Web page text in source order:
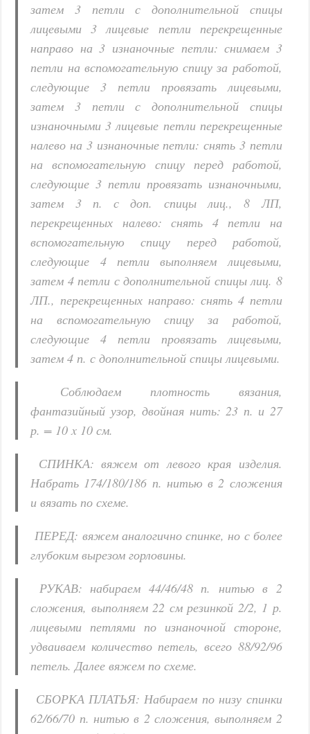
затем 3 петли с дополнительной спицы
лицевыми 3 лицевые петли перекрещенные
направо на 3 изнаночные петли: снимаем 3
петли на вспомогательную спицу за работой,
следующие 3 петли провязать лицевыми,
затем 3 петли с дополнительной спицы
изнаночными 3 лицевые петли перекрещенные
налево на 3 изнаночные петли: снять 3 петли
на вспомогательную спицу перед работой,
следующие 3 петли провязать изнаночными,
затем 3 п. с доп. спицы лиц., 8 ЛП,
перекрещенных налево: снять 4 петли на
вспомогательную спицу перед работой,
следующие 4 петли выполняем лицевыми,
затем 4 петли с дополнительной спицы лиц. 8
ЛП., перекрещенных направо: снять 4 петли
на вспомогательную спицу за работой,
следующие 4 петли провязать лицевыми,
затем 4 п. с дополнительной спицы лицевыми.
Соблюдаем плотность вязания,
фантазийный узор, двойная нить: 23 п. и 27
р. = 10 x 10 см.
СПИНКА: вяжем от левого края изделия.
Набрать 174/180/186 п. нитью в 2 сложения
и вязать по схеме.
ПЕРЕД: вяжем аналогично спинке, но с более
глубоким вырезом горловины.
РУКАВ: набираем 44/46/48 п. нитью в 2
сложения, выполняем 22 см резинкой 2/2, 1 р.
лицевыми петлями по изнаночной стороне,
удваиваем количество петель, всего 88/92/96
петель. Далее вяжем по схеме.
СБОРКА ПЛАТЬЯ: Набираем по низу спинки
62/66/70 п. нитью в 2 сложения, выполняем 2